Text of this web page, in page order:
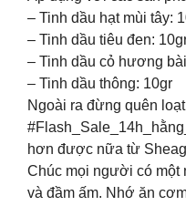
– Tinh dầu hạt mùi tây:
– Tinh dầu tiêu đen:
– Tinh dầu cỏ hương
– Tinh dầu thông: 10gr
Ngoài ra đừng quên loạt
hơn được nữa từ
Chúc mọi người có một
và đầm ấm. Nhớ ăn